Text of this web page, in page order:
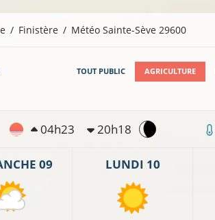
Finistère Météo Sainte-Sève 29600
TOUT PUBLIC AGRICULTURE
04h23 20h18
09 LUNDI 10